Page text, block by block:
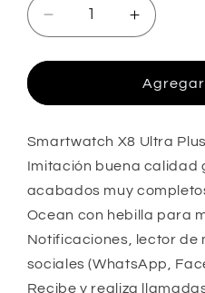
Reducir
cantidad
para
Smartwatch
Ultra+Mini
Audifonos
Aumentar
cantidad
para
Combo
Smartwatch X8 Ultra
Imitación buena calidad
acabados muy
Ocean con hebilla para
Notificaciones, lector de
sociales (WhatsApp,
Recibe y realiza